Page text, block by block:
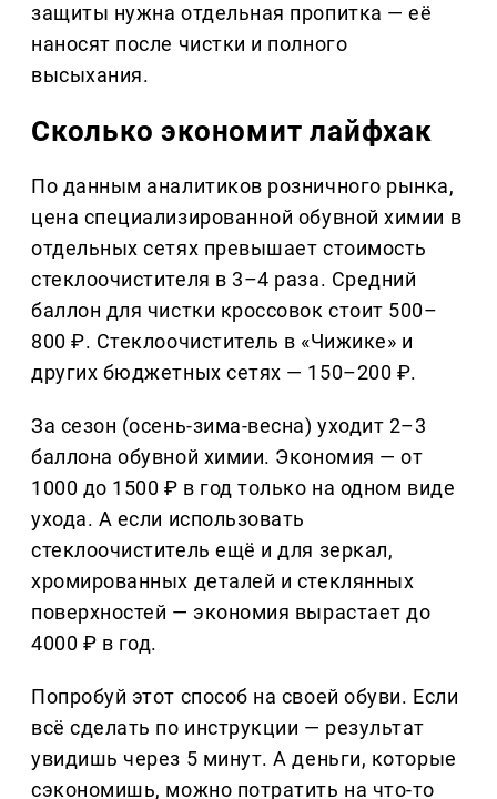
защиты нужна отдельная пропитка — её
наносят после чистки и полного
высыхания.
Сколько экономит лайфхак
По данным аналитиков розничного рынка,
цена специализированной обувной химии в
отдельных сетях превышает стоимость
стеклоочистителя в 3–4 раза. Средний
баллон для чистки кроссовок стоит 500–
800 ₽. Стеклоочиститель в «Чижике» и
других бюджетных сетях — 150–200 ₽.
За сезон (осень-зима-весна) уходит 2–3
баллона обувной химии. Экономия — от
1000 до 1500 ₽ в год только на одном виде
ухода. А если использовать
стеклоочиститель ещё и для зеркал,
хромированных деталей и стеклянных
поверхностей — экономия вырастает до
4000 ₽ в год.
Попробуй этот способ на своей обуви. Если
всё сделать по инструкции — результат
увидишь через 5 минут. А деньги, которые
сэкономишь, можно потратить на что-то